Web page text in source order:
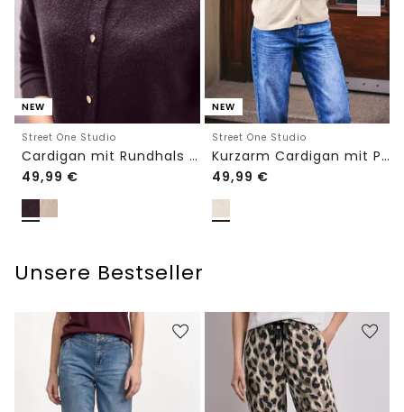
NEW
Street One Studio
Cardigan mit Rundhals und Knöpfen
49,99 €
NEW
Street One Studio
Kurzarm Cardigan mit Polokragen
49,99 €
Unsere Bestseller